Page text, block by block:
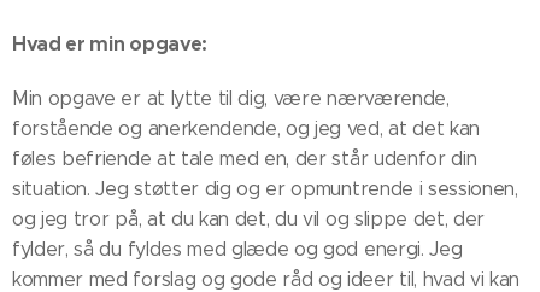
Hvad er min opgave:
Min opgave er at lytte til dig, være nærværende,
forstående og anerkendende, og jeg ved, at det kan
føles befriende at tale med en, der står udenfor din
situation. Jeg støtter dig og er opmuntrende i sessionen,
og jeg tror på, at du kan det, du vil og slippe det, der
fylder, så du fyldes med glæde og god energi. Jeg
kommer med forslag og gode råd og ideer til, hvad vi kan